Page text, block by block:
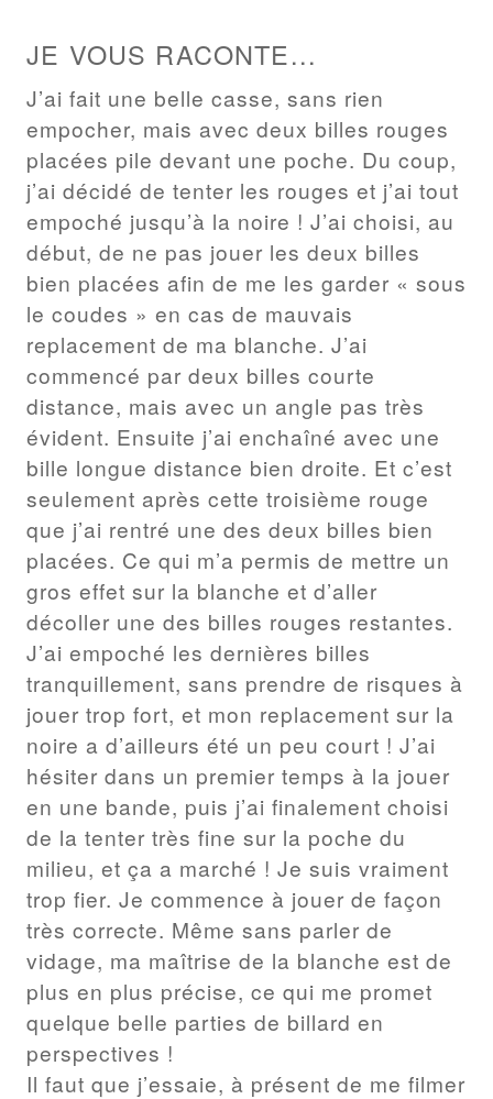
JE VOUS RACONTE...
J’ai fait une belle casse, sans rien
empocher, mais avec deux billes rouges
placées pile devant une poche. Du coup,
j’ai décidé de tenter les rouges et j’ai tout
empoché jusqu’à la noire ! J’ai choisi, au
début, de ne pas jouer les deux billes
bien placées afin de me les garder « sous
le coudes » en cas de mauvais
replacement de ma blanche. J’ai
commencé par deux billes courte
distance, mais avec un angle pas très
évident. Ensuite j’ai enchaîné avec une
bille longue distance bien droite. Et c’est
seulement après cette troisième rouge
que j’ai rentré une des deux billes bien
placées. Ce qui m’a permis de mettre un
gros effet sur la blanche et d’aller
décoller une des billes rouges restantes.
J’ai empoché les dernières billes
tranquillement, sans prendre de risques à
jouer trop fort, et mon replacement sur la
noire a d’ailleurs été un peu court ! J’ai
hésiter dans un premier temps à la jouer
en une bande, puis j’ai finalement choisi
de la tenter très fine sur la poche du
milieu, et ça a marché ! Je suis vraiment
trop fier. Je commence à jouer de façon
très correcte. Même sans parler de
vidage, ma maîtrise de la blanche est de
plus en plus précise, ce qui me promet
quelque belle parties de billard en
perspectives !
Il faut que j’essaie, à présent de me filmer